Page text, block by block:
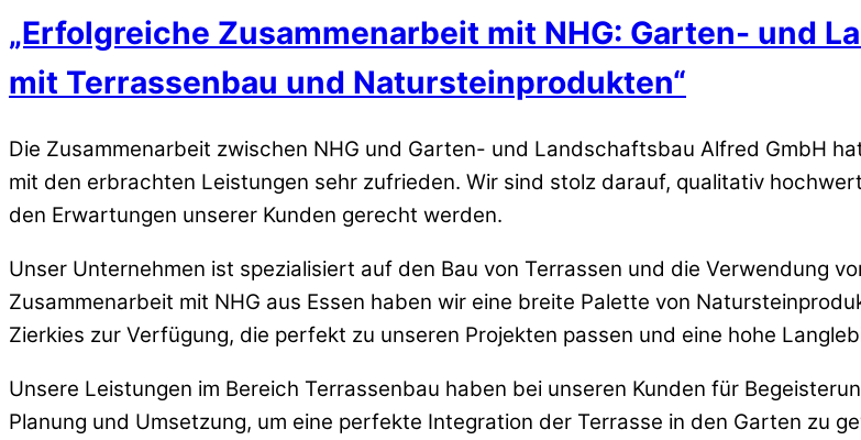
„Erfolgreiche Zusammenarbeit mit NHG: Garten- und
mit Terrassenbau und Natursteinprodukten“
Die Zusammenarbeit zwischen NHG und Garten- und Landschaftsbau Alfred GmbH
mit den erbrachten Leistungen sehr zufrieden. Wir sind stolz darauf, qualitativ
den Erwartungen unserer Kunden gerecht werden.
Unser Unternehmen ist spezialisiert auf den Bau von Terrassen und die Verwendung
Zusammenarbeit mit NHG aus Essen haben wir eine breite Palette von
Zierkies zur Verfügung, die perfekt zu unseren Projekten passen und eine hohe
Unsere Leistungen im Bereich Terrassenbau haben bei unseren Kunden für
Planung und Umsetzung, um eine perfekte Integration der Terrasse in den Garten zu